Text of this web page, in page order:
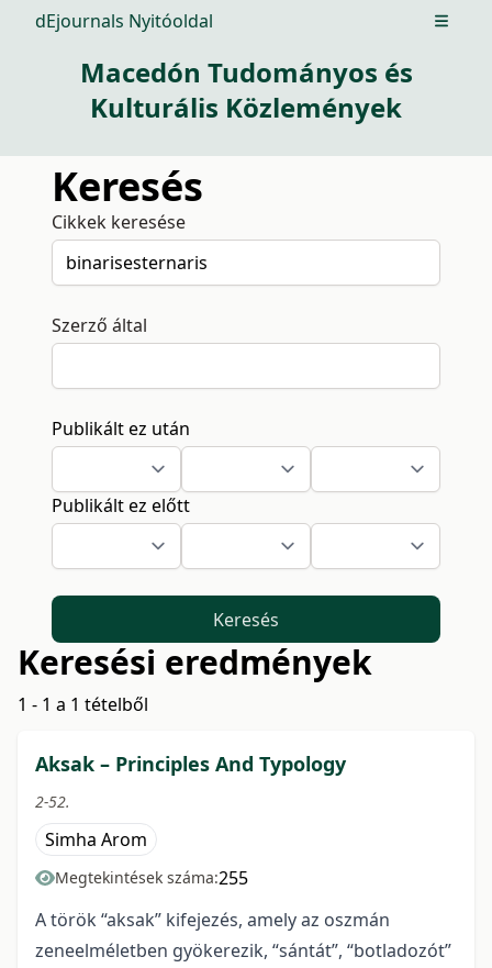
dEjournals Nyitóoldal Open
Macedón Tudományos és
Kulturális Közlemények
Keresés
Cikkek keresése
Szerző által
Publikált ez után
Publikált ez előtt
Keresés
Keresési eredmények
1 - 1 a 1 tételből
Aksak – Principles And Typology
2-52.
Simha Arom
Megtekintések száma:255
A török “aksak” kifejezés, amely az oszmán
zeneelméletben gyökerezik, “sántát”, “botladozót”